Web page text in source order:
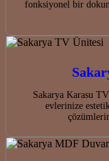
fonksiyonel bir
Sakarya Karasu
evlerinize